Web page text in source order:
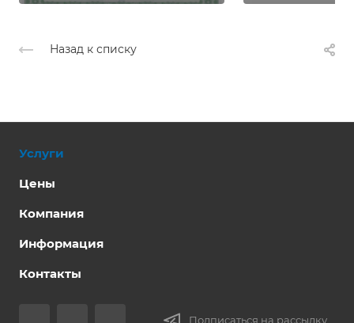
Назад к списку
Услуги
Цены
Компания
Информация
Контакты
Подписаться на рассылку